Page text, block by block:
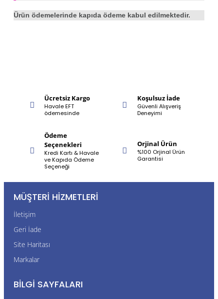
Ürün ödemelerinde kapıda ödeme kabul edilmektedir.
Ücretsiz Kargo
Havale EFT
ödemesinde
Koşulsuz İade
Güvenli Alışveriş
Deneyimi
Ödeme
Seçenekleri
Kredi Kartı & Havale
ve Kapıda Ödeme
Seçeneği
Orjinal Ürün
%100 Orjinal Ürün
Garantisi
MÜŞTERI HIZMETLERI
İletişim
Geri İade
Site Haritası
Markalar
BILGI SAYFALARI